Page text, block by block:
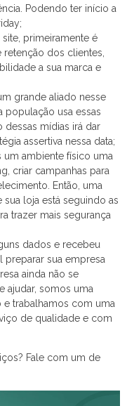
Podendo ter início a
primeiramente é
dos clientes,
a sua marca e
grande aliado nesse
população usa essas
dessas mídias irá dar
assertiva nessa data;
um ambiente físico uma
criar campanhas para
Então, uma
loja está seguindo as
trazer mais segurança
dados e recebeu
preparar sua empresa
ainda não se
ajudar, somos uma
trabalhamos com uma
de qualidade e com
Fale com um de